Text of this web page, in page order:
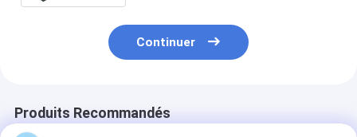
Continuer
Produits Recommandés